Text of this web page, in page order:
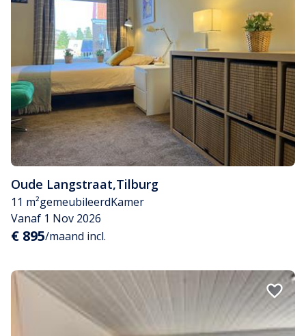
Oude Langstraat,Tilburg
11 m²gemeubileerdKamer
Vanaf 1 Nov 2026
€ 895/maand incl.